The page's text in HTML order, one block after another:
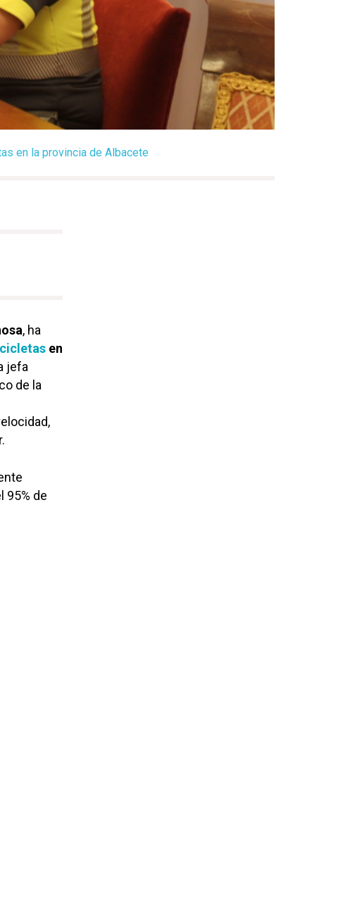
en la provincia de Albacete
, ha
en
jefa
de la
95% de